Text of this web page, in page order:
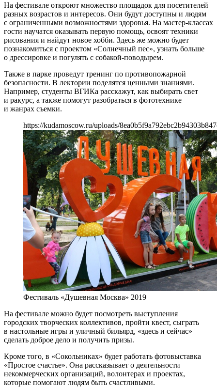
На фестивале откроют множество площадок для посетителей
разных возрастов и интересов. Они будут доступны и людям
с ограниченными возможностями здоровья. На мастер-классах
гости научатся оказывать первую помощь, освоят техники
рисования и найдут новое хобби. Здесь же можно будет
познакомиться с проектом «Солнечный пес», узнать больше
о дрессировке и погулять с собакой-поводырем.
Также в парке проведут тренинг по противопожарной
безопасности. В лектории поделятся ценными знаниями.
Например, студенты ВГИКа расскажут, как выбирать свет
и ракурс, а также помогут разобраться в фототехнике
и жанрах съемки.
https://kudamoscow.ru/uploads/
Фестиваль «Душевная Москва» 2019
На фестивале можно будет посмотреть выступления
городских творческих коллективов, пройти квест, сыграть
в настольные игры и уличный бильярд, «здесь и сейчас»
сделать доброе дело и получить призы.
Кроме того, в «Сокольниках» будет работать фотовыставка
«Простое счастье». Она рассказывает о деятельности
некоммерческих организаций, волонтерах и проектах,
которые помогают людям быть счастливыми.